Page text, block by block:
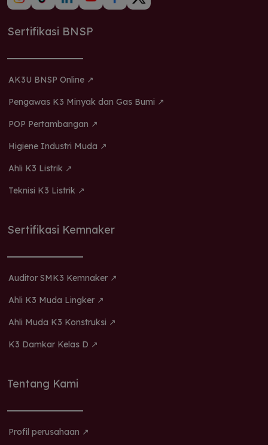
Sertifikasi BNSP
AK3U BNSP Online ↗
Pengawas K3 Minyak dan Gas Bumi ↗
POP Pertambangan ↗
Higiene Industri Muda ↗
Ahli K3 Listrik ↗
Teknisi K3 Listrik ↗
Sertifikasi Kemnaker
Auditor SMK3 Kemnaker ↗
Ahli K3 Muda Lingker ↗
Ahli Muda K3 Konstruksi ↗
K3 Damkar Kelas D ↗
Tentang Kami
Profil perusahaan ↗